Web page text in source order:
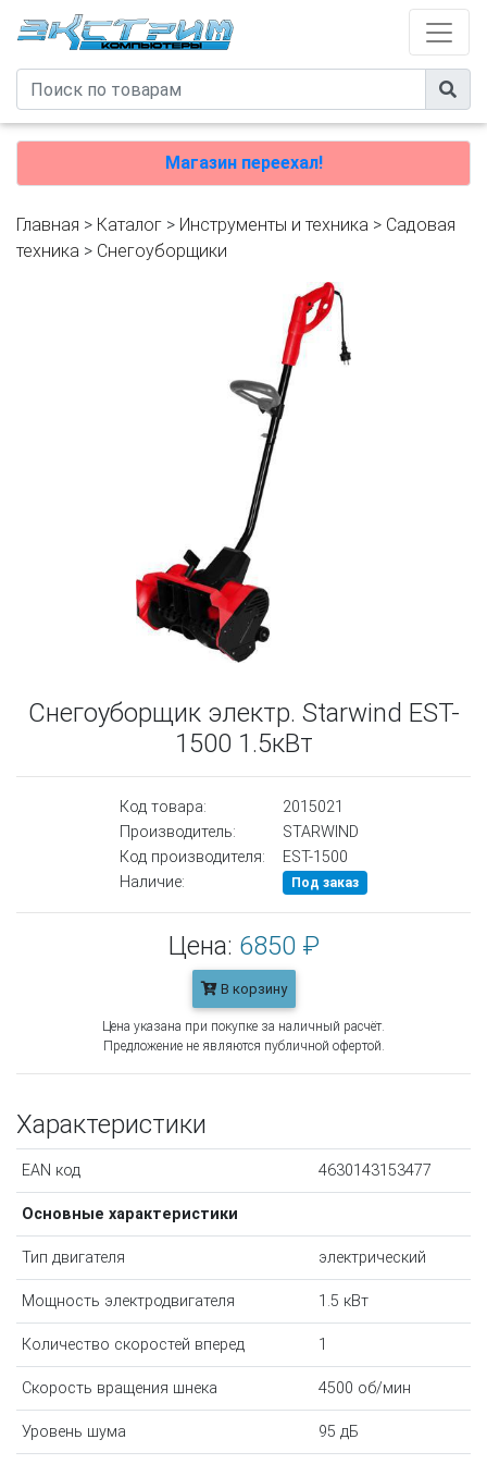
Магазин переехал!
Главная > Каталог > Инструменты и техника > Садовая
техника > Снегоуборщики
Снегоуборщик электр. Starwind EST-
1500 1.5кВт
Код товара:
2015021
Производитель:
STARWIND
Код производителя:
EST-1500
Наличие:
Под заказ
Цена: 6850 ₽
В корзину
Цена указана при покупке за наличный расчёт.
Предложение не являются публичной офертой.
Характеристики
EAN код 4630143153477
Основные характеристики
Тип двигателя электрический
Мощность электродвигателя 1.5 кВт
Количество скоростей вперед 1
Скорость вращения шнека 4500 об/мин
Уровень шума 95 дБ